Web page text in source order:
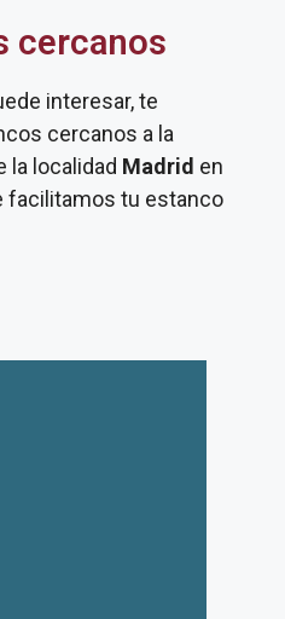
cercanos
interesar, te
cercanos a la
la localidad Madrid en
facilitamos tu estanco